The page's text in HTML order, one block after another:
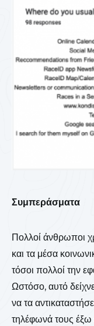
Συμπεράσματα
Πολλοί άνθρωποι
και τα μέσα
τόσοι πολλοί την
Ωστόσο, αυτό
να τα
τηλέφωνά τους έξω